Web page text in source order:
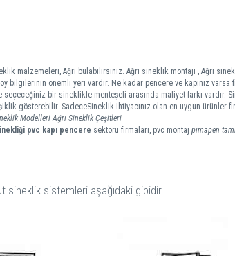
malzemeleri, Ağrı bulabilirsiniz. Ağrı sineklik montajı , Ağrı
bilgilerinin önemli yeri vardır. Ne kadar pencere ve kapınız
bir sineklikle menteşeli arasında maliyet farkı vardır.
gösterebilir. SadeceSineklik ihtiyacınız olan en uygun ürünler
Modelleri Ağrı Sineklik Çeşitleri
pvc kapı pencere sektörü firmaları, pvc montaj pimapen
sineklik sistemleri aşağıdaki gibidir.